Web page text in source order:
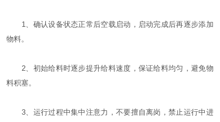
1、确认设备状态正常后空载启动，启动完成后再逐步添加
物料。
2、初始给料时逐步提升给料速度，保证给料均匀，避免物
料积塞。
3、运行过程中集中注意力，不要擅自离岗，禁止运行中进